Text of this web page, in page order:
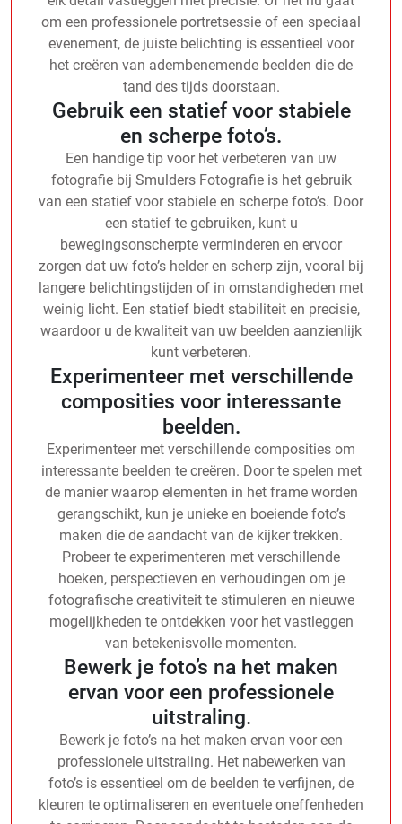
om een professionele portretsessie of een speciaal
evenement, de juiste belichting is essentieel voor
het creëren van adembenemende beelden die de
tand des tijds doorstaan.
Gebruik een statief voor stabiele
en scherpe foto’s.
Een handige tip voor het verbeteren van uw
fotografie bij Smulders Fotografie is het gebruik
van een statief voor stabiele en scherpe foto’s. Door
een statief te gebruiken, kunt u
bewegingsonscherpte verminderen en ervoor
zorgen dat uw foto’s helder en scherp zijn, vooral bij
langere belichtingstijden of in omstandigheden met
weinig licht. Een statief biedt stabiliteit en precisie,
waardoor u de kwaliteit van uw beelden aanzienlijk
kunt verbeteren.
Experimenteer met verschillende
composities voor interessante
beelden.
Experimenteer met verschillende composities om
interessante beelden te creëren. Door te spelen met
de manier waarop elementen in het frame worden
gerangschikt, kun je unieke en boeiende foto’s
maken die de aandacht van de kijker trekken.
Probeer te experimenteren met verschillende
hoeken, perspectieven en verhoudingen om je
fotografische creativiteit te stimuleren en nieuwe
mogelijkheden te ontdekken voor het vastleggen
van betekenisvolle momenten.
Bewerk je foto’s na het maken
ervan voor een professionele
uitstraling.
Bewerk je foto’s na het maken ervan voor een
professionele uitstraling. Het nabewerken van
foto’s is essentieel om de beelden te verfijnen, de
kleuren te optimaliseren en eventuele oneffenheden